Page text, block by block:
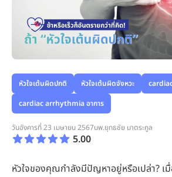
หัวใจเต้นผิดปกติ หัวใจเต้นผิดจังหวะ
cardiac arrhythmia อาการ
วันอังคารที่ 23 เมษายน 2567นพ.ยุทธชัย มาตระกูล
5.00
หัวใจของคุณกำลังมีปัญหาอยู่หรือเปล่า? เ